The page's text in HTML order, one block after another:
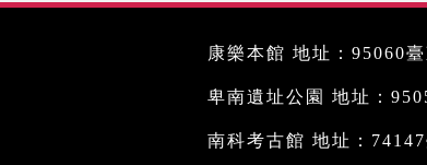
康樂本館 地址：95060
卑南遺址公園 地址：
南科考古館 地址：